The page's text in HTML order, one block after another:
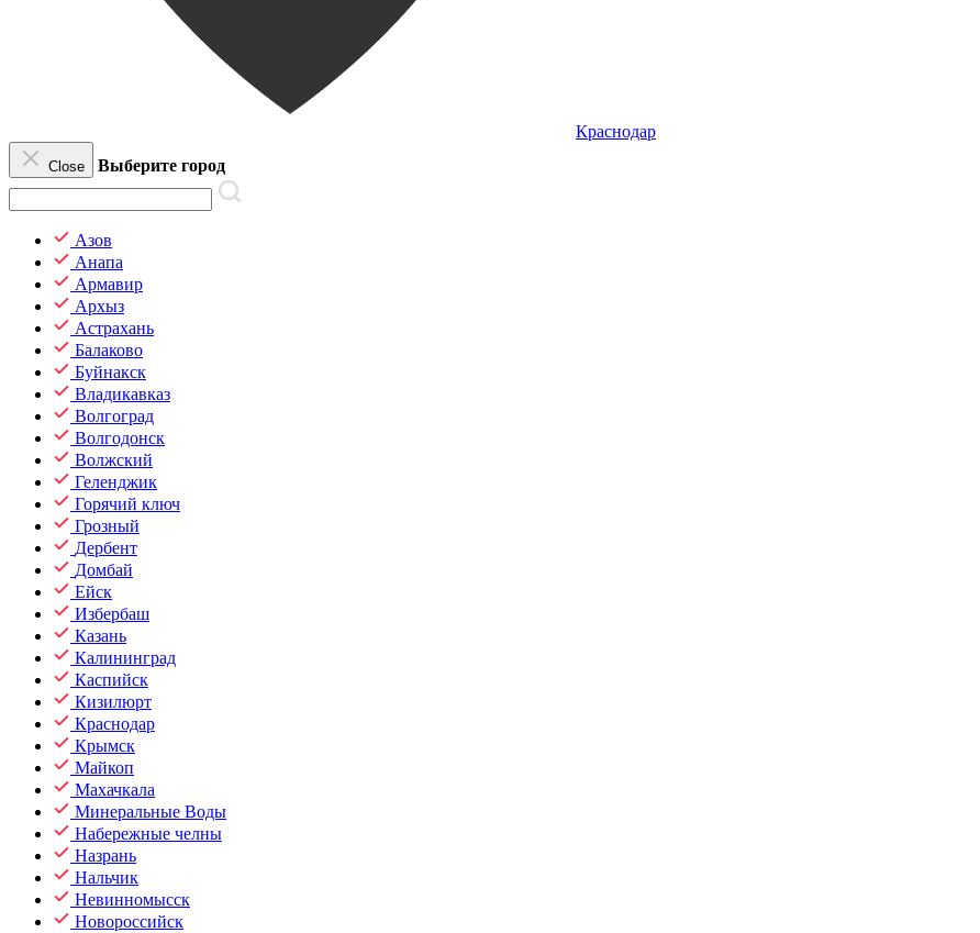
Краснодар
Close Выберите город
Азов
Анапа
Армавир
Архыз
Астрахань
Балаково
Буйнакск
Владикавказ
Волгоград
Волгодонск
Волжский
Геленджик
Горячий ключ
Грозный
Дербент
Домбай
Ейск
Избербаш
Казань
Калининград
Каспийск
Кизилюрт
Краснодар
Крымск
Майкоп
Махачкала
Минеральные Воды
Набережные челны
Назрань
Нальчик
Невинномысск
Новороссийск